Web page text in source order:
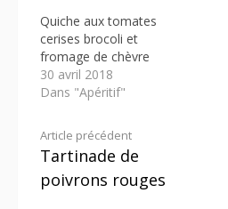
Quiche aux tomates
cerises brocoli et
fromage de chèvre
30 avril 2018
Dans "Apéritif"
Lire
la
Article précédent
Tartinade de
poivrons rouges